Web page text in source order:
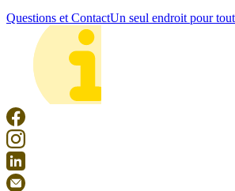
Questions et ContactUn seul endroit pour